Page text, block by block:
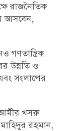
রাজনৈতিক
আসবেন,
গণতান্ত্রিক
উন্নতি ও
সংলাপের
আমীর খসরু
রহমান,